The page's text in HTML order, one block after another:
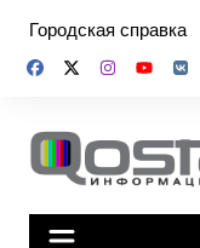
содержимому
Городская справка